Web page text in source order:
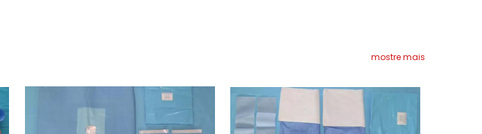
mostre mais